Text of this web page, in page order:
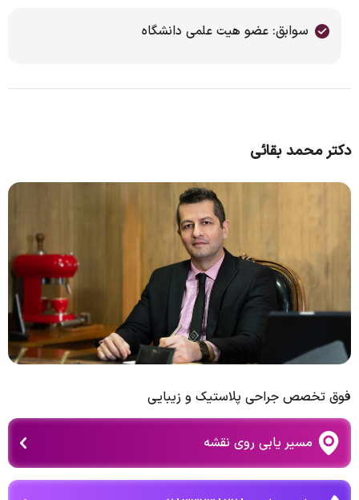
سوابق: عضو هیت علمی دانشگاه
دکتر محمد بقائی
فوق تخصص جراحی پلاستیک و زیبایی
مسیر یابی روی نقشه